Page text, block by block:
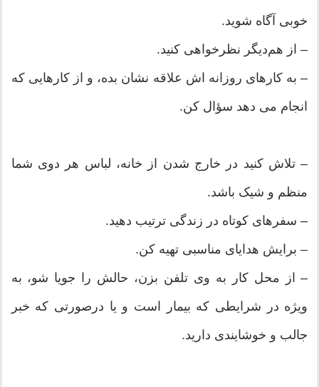
خوبی آگاه شوید.
– از هم‌دیگر نظرخواهی کنید.
– به کارهای روزانه اش علاقه نشان بده، و از کارهایی که
انجام می دهد سؤال کن.
– تلاش کنید در خارج شدن از خانه، لباس هر دوی شما
منظم و شیک باشد.
– سفرهای کوتاه در زندگی ترتیب دهید.
– برایش هدایای مناسبی تهیه کن.
– از محل کار به وی تلفن بزن، حالش را جویا شو، به
ویژه در شرایطی که بیمار است و یا درصورتی که خبر
جالب و خوشایندی دارید.